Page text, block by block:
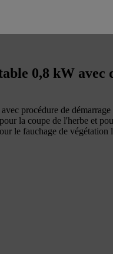
0,8 kW avec
procédure de
la coupe de l'herbe et
le fauchage de végétation